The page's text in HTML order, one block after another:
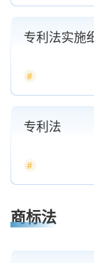
专利法实施
专利法
商标法